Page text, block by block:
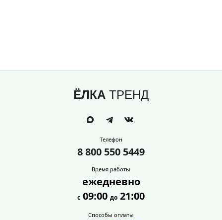
ЁЛКА ТРЕНД
Телефон
8 800 550 5449
Время работы
ежедневно
с 09:00 до 21:00
Способы оплаты